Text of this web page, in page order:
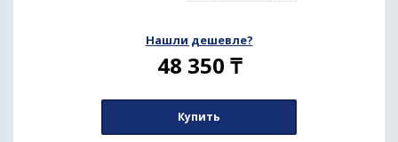
Нашли дешевле?
48 350 ₸
Купить